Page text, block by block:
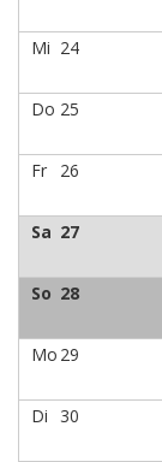
Mi 24
Do 25
Fr 26
Sa 27
So 28
Mo 29
Di 30